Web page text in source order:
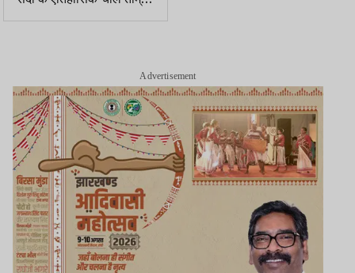
पत्र, पीएम मोदी ने आभार
Advertisement